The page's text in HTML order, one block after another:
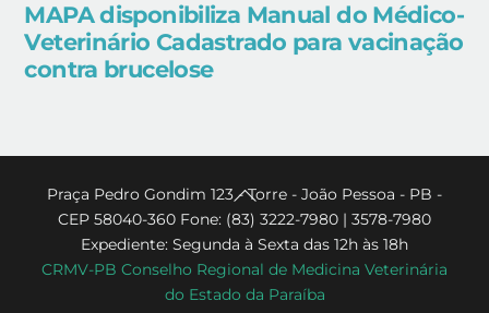
MAPA disponibiliza Manual do Médico-
Veterinário Cadastrado para vacinação
contra brucelose
Back
To
Top
Praça Pedro Gondim 123 - Torre - João Pessoa - PB -
CEP 58040-360 Fone: (83) 3222-7980 | 3578-7980
Expediente: Segunda à Sexta das 12h às 18h
CRMV-PB Conselho Regional de Medicina Veterinária
do Estado da Paraíba